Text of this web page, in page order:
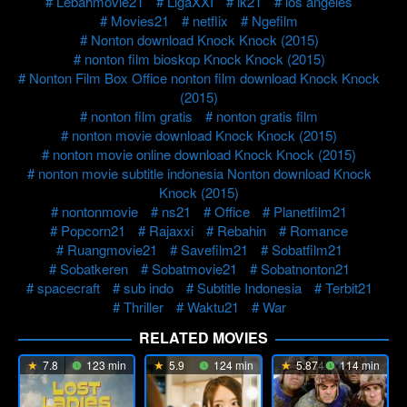
Movies21
netflix
Ngefilm
Nonton download Knock Knock (2015)
nonton film bioskop Knock Knock (2015)
Nonton Film Box Office nonton film download Knock Knock
(2015)
nonton film gratis
nonton gratis film
nonton movie download Knock Knock (2015)
nonton movie online download Knock Knock (2015)
nonton movie subtitle indonesia Nonton download Knock
Knock (2015)
nontonmovie
ns21 Office
Planetfilm21
Popcorn21
Rajaxxi Rebahin
Romance
Ruangmovie21
Savefilm21
Sobatfilm21
Sobatkeren
Sobatmovie21
Sobatnonton21
spacecraft
sub indo Subtitle Indonesia
Terbit21
Thriller
Waktu21 War
RELATED MOVIES
7.8 123 min 5.9 124 min 5.874 114 min